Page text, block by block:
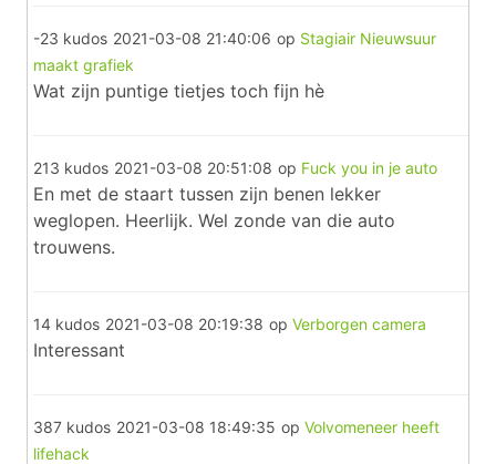
-23 kudos 2021-03-08 21:40:06 op Stagiair Nieuwsuur
maakt grafiek
Wat zijn puntige tietjes toch fijn hè
213 kudos 2021-03-08 20:51:08 op Fuck you in je auto
En met de staart tussen zijn benen lekker
weglopen. Heerlijk. Wel zonde van die auto
trouwens.
14 kudos 2021-03-08 20:19:38 op Verborgen camera
Interessant
387 kudos 2021-03-08 18:49:35 op Volvomeneer heeft
lifehack